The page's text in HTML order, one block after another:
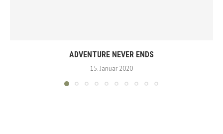
ADVENTURE NEVER ENDS
15. Januar 2020